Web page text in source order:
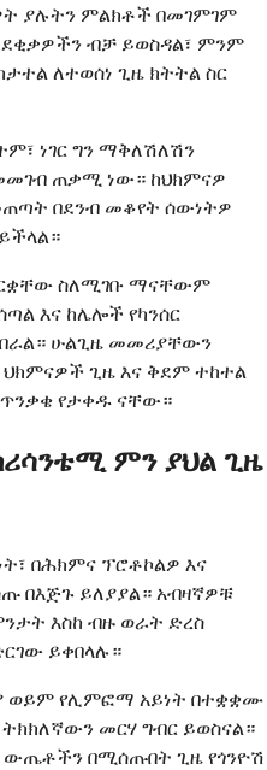
ያሉትን ምልክቶች በመገምገም
ብቻ ይወስዳል፣ ምንም
ለተወሰነ ጊዜ ክትትል ስር
ነገር ግን ማቅለሽለሽን
ጠቃሚ ነው። ከህክምናዎ
በደንብ መቆየት ሰውነትዎ
ስለሚገቡ ማናቸውም
እና ከሌሎች የካንሰር
ሁልጊዜ መመሪያቸውን
ህክምናዎች ጊዜ እና ቅደም ተከተል
የታቀዱ ናቸው።
ምን ያህል ጊዜ
በሕክምና ፕሮቶኮልዎ እና
በእጅጉ ይለያያል። አብዛኛዎቹ
እስከ ብዙ ወራት ድረስ
ይቀበላሉ።
ወይም የሊምፎማ አይነት በተቋቋሙ
መርሃ ግብር ይወስናል።
በሚሰጡበት ጊዜ የጎንዮሽ